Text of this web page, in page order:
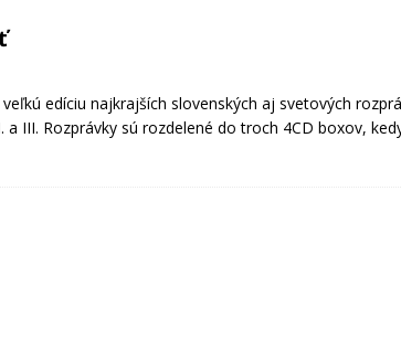
živly prepojí generácie
edíciu najkrajších slovenských aj svetových
III. Rozprávky sú rozdelené do troch 4CD boxov,